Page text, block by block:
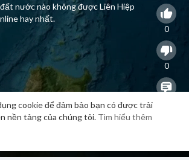
cookie để đảm bảo bạn có được trải
nền tảng của chúng tôi. Tìm hiểu thêm
nước nào không được Liên Hiệp
hay nhất.
0
0